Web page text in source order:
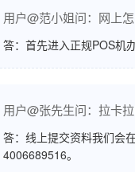
用户@范小姐问：网上
答：首先进入正规POS机
用户@张先生问：拉卡
答：线上提交资料我们会
4006689516。